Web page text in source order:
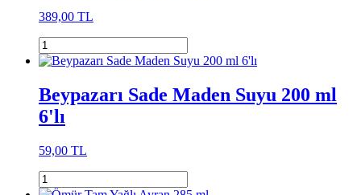
389,00 TL
Beypazarı Sade Maden Suyu 200 ml
6'lı
59,00 TL